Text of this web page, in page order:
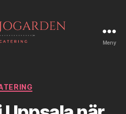
Meny
Kategorier